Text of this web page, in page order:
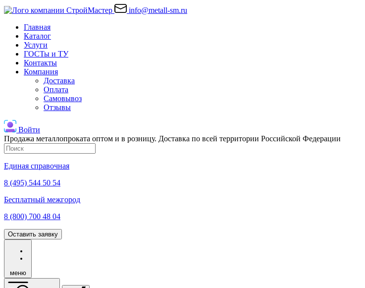
info@metall-sm.ru
Главная
Каталог
Услуги
ГОСТы и ТУ
Контакты
Компания
Доставка
Оплата
Самовывоз
Отзывы
Войти
Продажа металлопроката оптом и в розницу. Доставка по всей территории Российской Федерации
Единая справочная
8 (495) 544 50 54
Бесплатный межгород
8 (800) 700 48 04
Оставить заявку
меню